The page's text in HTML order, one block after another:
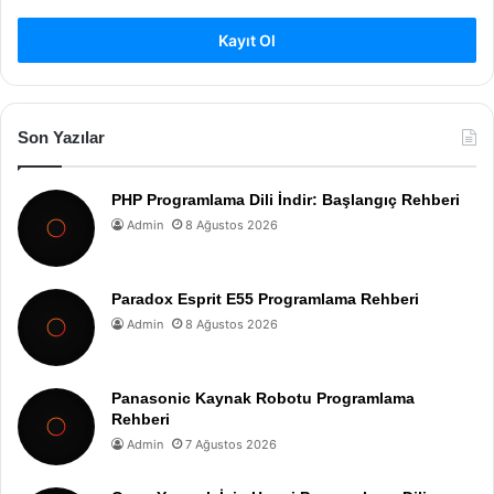
Kayıt Ol
Son Yazılar
PHP Programlama Dili İndir: Başlangıç Rehberi
Admin 8 Ağustos 2026
Paradox Esprit E55 Programlama Rehberi
Admin 8 Ağustos 2026
Panasonic Kaynak Robotu Programlama
Rehberi
Admin 7 Ağustos 2026